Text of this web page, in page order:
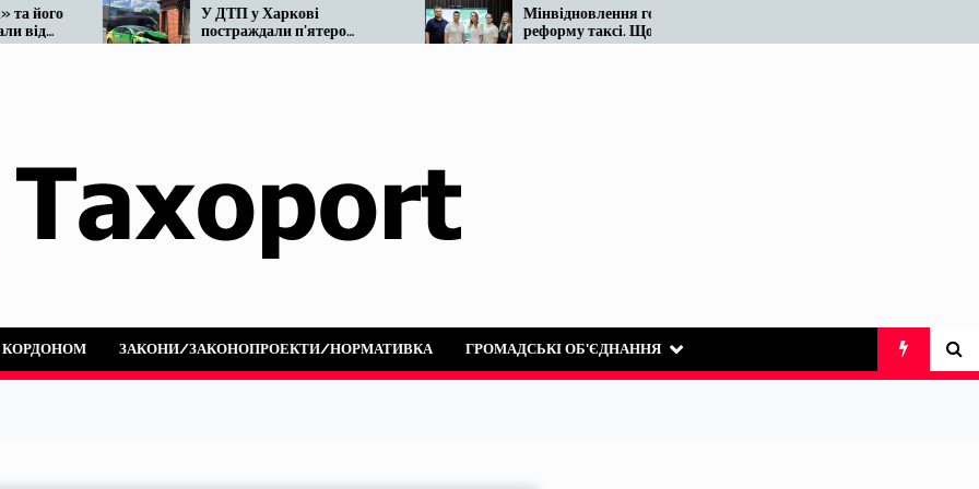
У ДТП у Харкові
постраждали п’ятеро
людей: не розминулися
Мінвідновлення готує
реформу таксі. Що відомо
наразі…
таксі існує десятиліттями
КОРДОНОМ ЗАКОНИ/ЗАКОНОПРОЕКТИ/НОРМАТИВКА ГРОМАДСЬКІ ОБ’ЄДНАННЯ